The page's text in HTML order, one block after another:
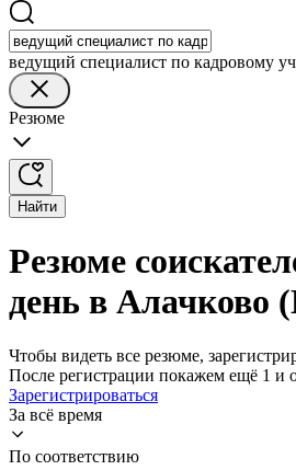
ведущий специалист по кадровому
Резюме
Найти
Резюме
день в Алачково
Чтобы видеть все резюме,
После регистрации покажем ещё 1 и
Зарегистрироваться
За всё время
По соответствию